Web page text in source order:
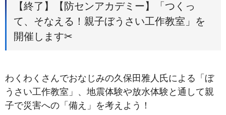
【終了】【防センアカデミー】「つくっ
て、そなえる！親子ぼうさい工作教室」を
開催します✂
わくわくさんでおなじみの久保田雅人氏による「ぼ
うさい工作教室」、地震体験や放水体験と通して親
子で災害への「備え」を考えよう！